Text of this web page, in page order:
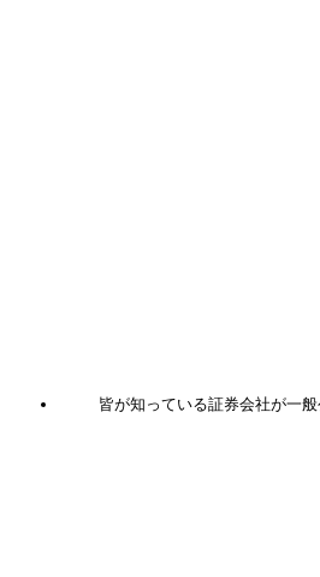
皆が知っている証券会社が一